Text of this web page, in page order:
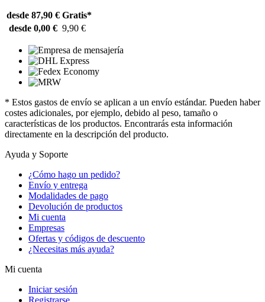
desde 87,90 € Gratis*
desde 0,00 € 9,90 €
* Estos gastos de envío se aplican a un envío estándar. Pueden haber
costes adicionales, por ejemplo, debido al peso, tamaño o
características de los productos. Encontrarás esta información
directamente en la descripción del producto.
Ayuda y Soporte
¿Cómo hago un pedido?
Envío y entrega
Modalidades de pago
Devolución de productos
Mi cuenta
Empresas
Ofertas y códigos de descuento
¿Necesitas más ayuda?
Mi cuenta
Iniciar sesión